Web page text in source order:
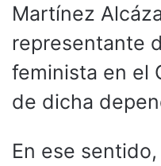
Martínez
representante
feminista en el
de dicha
En ese